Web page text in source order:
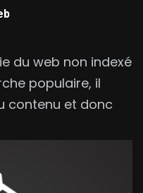
du web non indexé
populaire, il
contenu et donc